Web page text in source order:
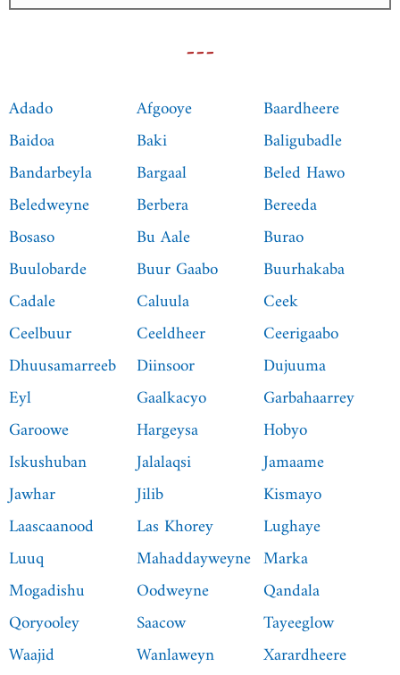
---
Adado Afgooye
Baardheere
Baidoa
Baki
Baligubadle
Bandarbeyla
Bargaal
Beled Hawo
Beledweyne
Berbera
Bereeda
Bosaso
Bu Aale
Burao
Buulobarde
Buur Gaabo
Buurhakaba
Cadale
Caluula
Ceek
Ceelbuur
Ceeldheer
Ceerigaabo
Dhuusamarreeb
Diinsoor
Dujuuma
Eyl
Gaalkacyo
Garbahaarrey
Garoowe
Hargeysa
Hobyo
Iskushuban
Jalalaqsi
Jamaame
Jawhar
Jilib
Kismayo
Laascaanood
Las Khorey
Lughaye
Luuq
Mahaddayweyne Marka
Mogadishu
Oodweyne
Qandala
Qoryooley
Saacow
Tayeeglow
Waajid
Wanlaweyn
Xarardheere